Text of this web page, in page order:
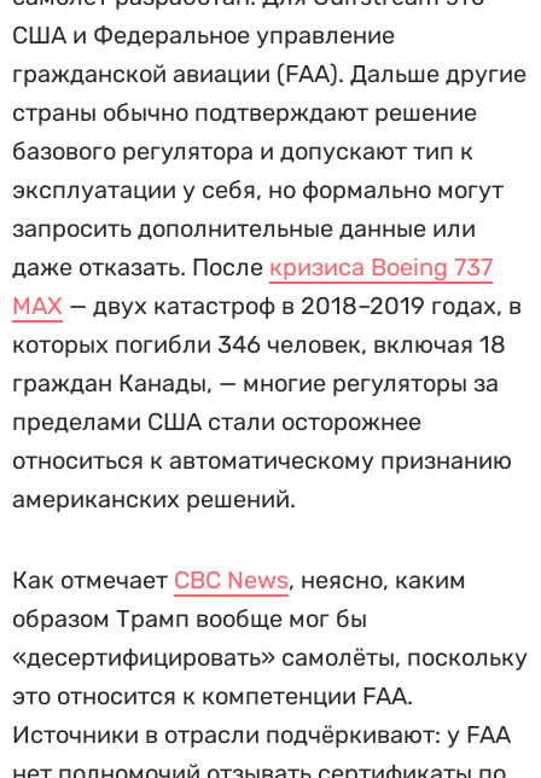
США и Федеральное управление
гражданской авиации (FAA). Дальше другие
страны обычно подтверждают решение
базового регулятора и допускают тип к
эксплуатации у себя, но формально могут
запросить дополнительные данные или
даже отказать. После кризиса Boeing 737
MAX — двух катастроф в 2018–2019 годах, в
которых погибли 346 человек, включая 18
граждан Канады, — многие регуляторы за
пределами США стали осторожнее
относиться к автоматическому признанию
американских решений.
Как отмечает CBC News, неясно, каким
образом Трамп вообще мог бы
«десертифицировать» самолёты, поскольку
это относится к компетенции FAA.
Источники в отрасли подчёркивают: у FAA